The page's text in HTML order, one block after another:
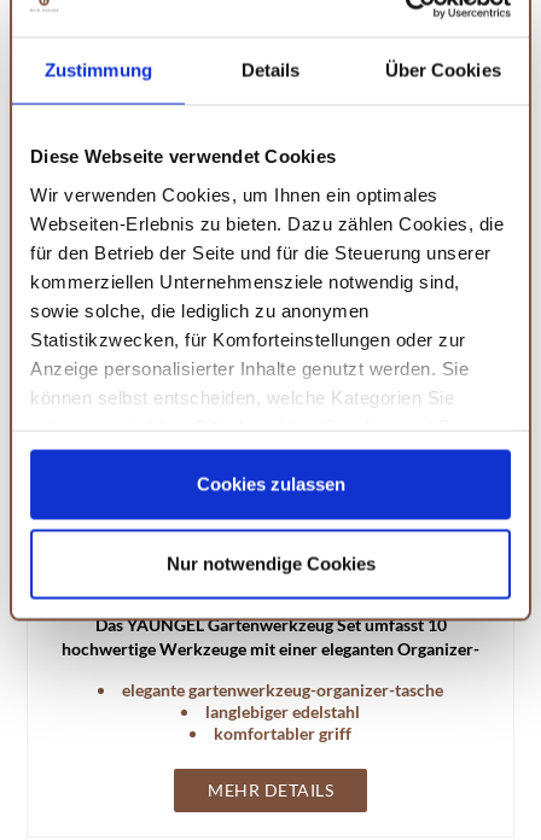
Zustimmung Details Über Cookies
Diese Webseite verwendet Cookies
Wir verwenden Cookies, um Ihnen ein optimales
Webseiten-Erlebnis zu bieten. Dazu zählen Cookies, die
für den Betrieb der Seite und für die Steuerung unserer
kommerziellen Unternehmensziele notwendig sind,
sowie solche, die lediglich zu anonymen
Statistikzwecken, für Komforteinstellungen oder zur
Anzeige personalisierter Inhalte genutzt werden. Sie
können selbst entscheiden, welche Kategorien Sie
Ihrer Einstellungen womöglich nicht mehr alle
Serviceleistungen auf der Seite zur Verfügung stehen.
Sie können Ihre Einwilligung selbstverständlich jederzeit
und diese abändern. Die Rechtmäßigkeit der aufgrund
der Einwilligung bis zum Widerruf erfolgten Verarbeitung
wird hiervon nicht berührt. Weitere Informationen finden
Sie in unseren Datenschutzhinweisen.
Cookies zulassen
Nur notwendige Cookies
erleichtern die Gartenarbeit und sorgen dafür, dass du
Ermüdungserscheinungen spürst.
Erde optimal auflockert. Der Kleinbesen ist ideal, um
Laub, Grasschnitt oder Unkraut schnell zu entfernen.
Dieses Set ist ein perfekter Begleiter für alle, die ihre
Gartenarbeit effizienter gestalten möchten.
Dank der hochwertigen Materialien ist das Set
besonders langlebig und robust, was es zu einer
Amazon
YAUNGEL Gartenwerkzeug Set
Das YAUNGEL Gartenwerkzeug Set umfasst 10
hochwertige Werkzeuge mit einer eleganten Organizer-
arbeiten.
elegante gartenwerkzeug-organizer-tasche
langlebiger edelstahl
komfortabler griff
MEHR DETAILS